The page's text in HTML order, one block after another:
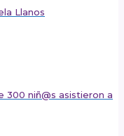
Llanos
300 niñ@s asistieron a